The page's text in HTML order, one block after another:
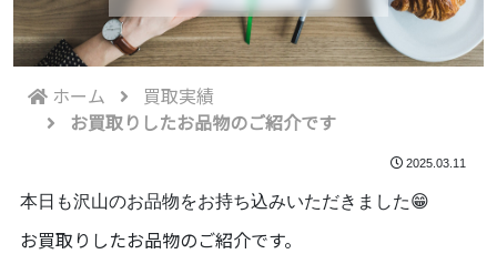
ホーム
買取実績
お買取りしたお品物のご紹介です
2025.03.11
本日も沢山のお品物をお持ち込みいただきました😁
お買取りしたお品物のご紹介です。